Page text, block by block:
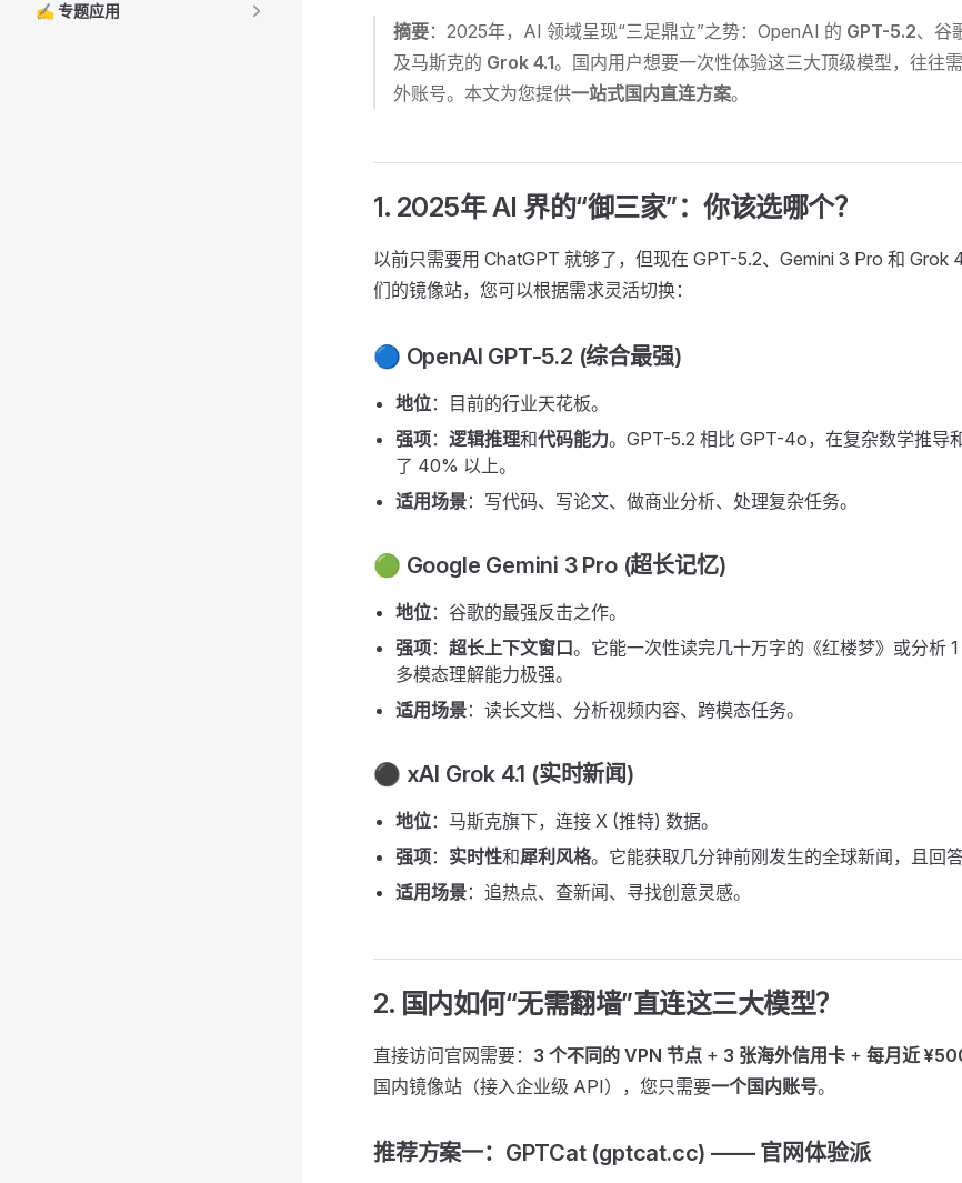
✍️ 专题应用
摘要：2025年，AI 领域呈现“三足鼎立”之势：OpenAI 的 GPT-5.2、谷
及马斯克的 Grok 4.1。国内用户想要一次性体验这三大顶级模型，往往
外账号。本文为您提供一站式国内直连方案。
1. 2025年 AI 界的“御三家”：你该选哪个？
以前只需要用 ChatGPT 就够了，但现在 GPT-5.2、Gemini 3 Pro 和 Grok
们的镜像站，您可以根据需求灵活切换：
🔵 OpenAI GPT-5.2 (综合最强)
地位：目前的行业天花板。
强项： 逻辑推理和代码能力。GPT-5.2 相比 GPT-4o，在复杂数学推导
了 40% 以上。
适用场景：写代码、写论文、做商业分析、处理复杂任务。
🟢 Google Gemini 3 Pro (超长记忆)
地位：谷歌的最强反击之作。
强项： 超长上下文窗口。它能一次性读完几十万字的《红楼梦》或分析
多模态理解能力极强。
适用场景：读长文档、分析视频内容、跨模态任务。
⚫ xAI Grok 4.1 (实时新闻)
地位：马斯克旗下，连接 X (推特) 数据。
强项： 实时性和犀利风格。它能获取几分钟前刚发生的全球新闻，且回
适用场景：追热点、查新闻、寻找创意灵感。
2. 国内如何“无需翻墙”直连这三大模型？
直接访问官网需要： 3 个不同的 VPN 节点 + 3 张海外信用卡 + 每月近
国内镜像站（接入企业级 API），您只需要一个国内账号。
推荐方案一：GPTCat (gptcat.cc) —— 官网体验派